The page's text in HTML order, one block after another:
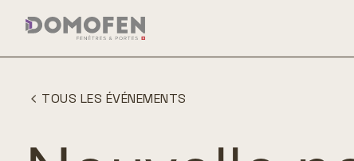
TOUS LES ÉVÉNEMENTS